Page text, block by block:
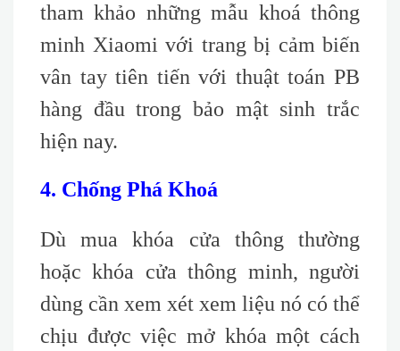
tham khảo những mẫu khoá thông
minh Xiaomi với trang bị cảm biến
vân tay tiên tiến với thuật toán PB
hàng đầu trong bảo mật sinh trắc
hiện nay.
4. Chống Phá Khoá
Dù mua khóa cửa thông thường
hoặc khóa cửa thông minh, người
dùng cần xem xét xem liệu nó có thể
chịu được việc mở khóa một cách